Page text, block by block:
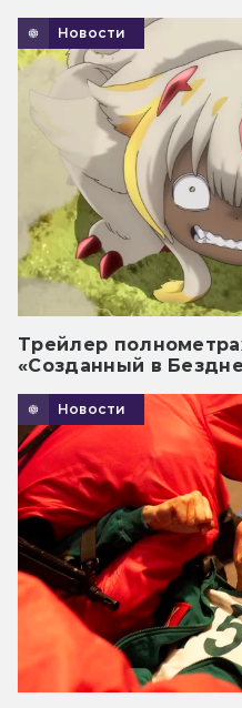
Новости
Трейлер
«Созданный в
Новости